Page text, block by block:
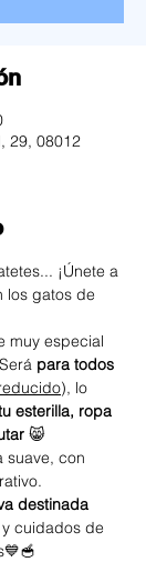
29, 08012
¡Únete a
los gatos de
muy especial
para todos
), lo
esterilla, ropa
😸
suave, con
destinada
cuidados de